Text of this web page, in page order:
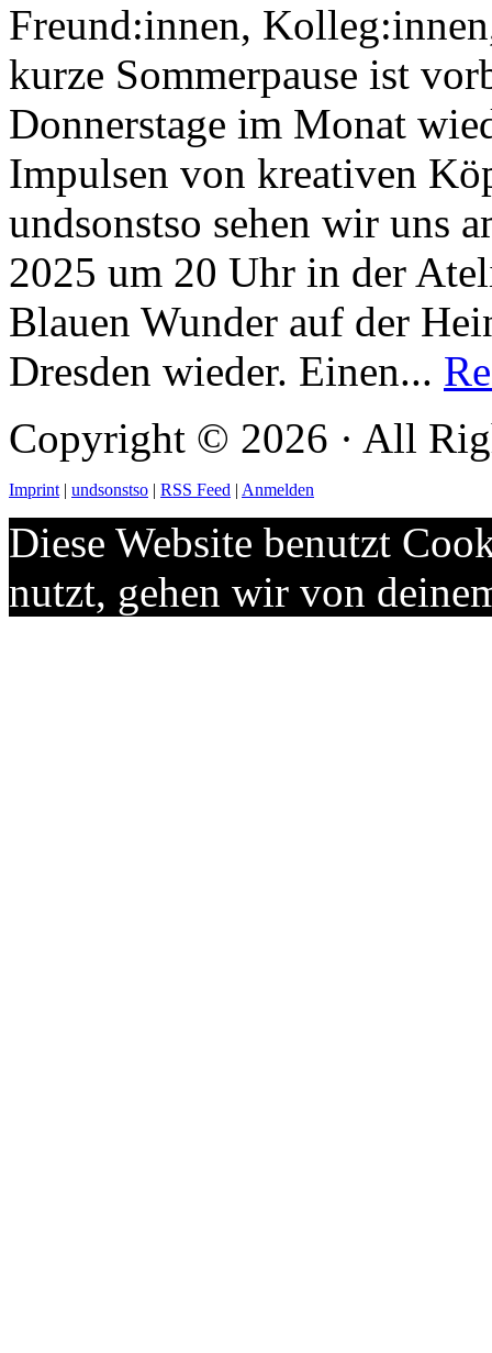
Freund:innen,
kurze Sommerpause ist
Donnerstage im Monat
Impulsen von kreativen
undsonstso sehen wir uns
2025 um 20 Uhr in der
Blauen Wunder auf der
Dresden wieder. Einen...
Copyright © 2026 · All
Imprint| undsonstso | RSS Feed | Anmelden
Diese Website benutzt
nutzt, gehen wir von